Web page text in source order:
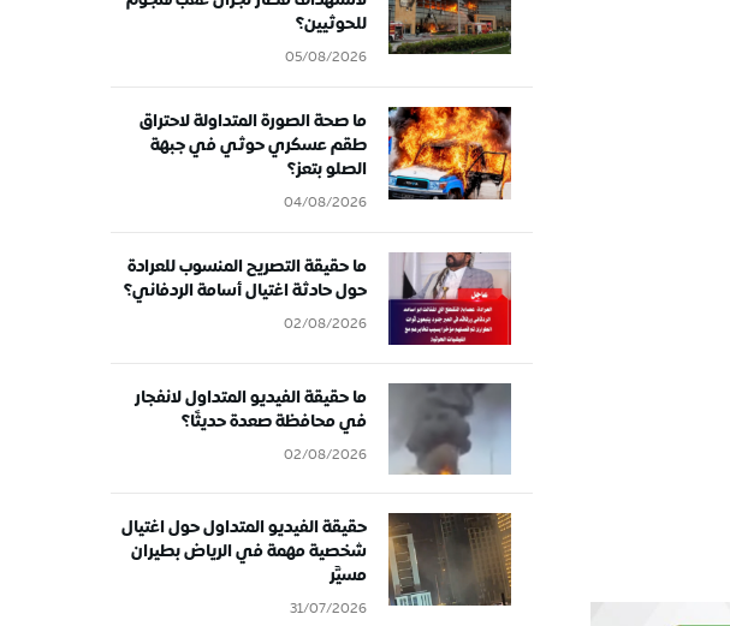
للحوثيين؟
05/08/2026
ما صحة الصورة المتداولة لاحتراق
طقم عسكري حوثي في جبهة
الصلو بتعز؟
04/08/2026
ما حقيقة التصريح المنسوب للعرادة
حول حادثة اغتيال أسامة الردفاني؟
02/08/2026
ما حقيقة الفيديو المتداول لانفجار
في محافظة صعدة حديثًا؟
02/08/2026
حقيقة الفيديو المتداول حول اغتيال
شخصية مهمة في الرياض بطيران
مسيَّر
31/07/2026